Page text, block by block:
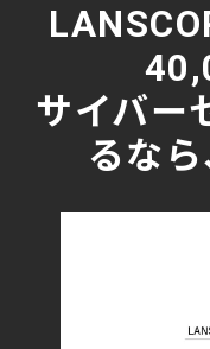
サイバー
るな